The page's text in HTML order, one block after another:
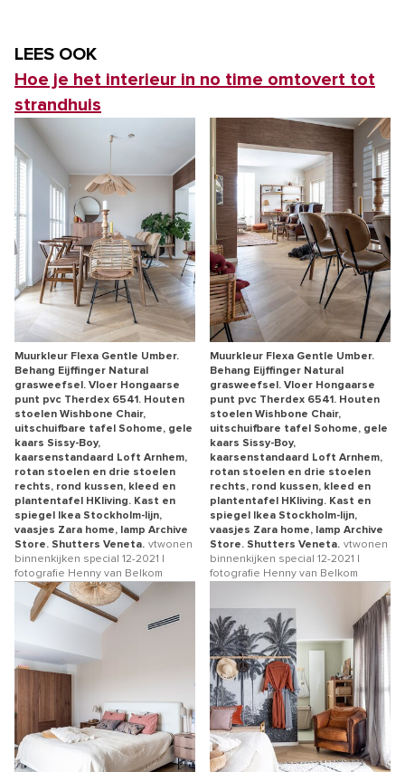
LEES OOK
Hoe je het interieur in no time omtovert tot
strandhuis
Muurkleur Flexa Gentle Umber.
Behang Eijffinger Natural
grasweefsel. Vloer Hongaarse
punt pvc Therdex 6541. Houten
stoelen Wishbone Chair,
uitschuifbare tafel Sohome, gele
kaars Sissy-Boy,
kaarsenstandaard Loft Arnhem,
rotan stoelen en drie stoelen
rechts, rond kussen, kleed en
plantentafel HKliving. Kast en
spiegel Ikea Stockholm-lijn,
vaasjes Zara home, lamp Archive
Store. Shutters Veneta. vtwonen
binnenkijken special 12-2021 |
fotografie Henny van Belkom
Muurkleur Flexa Gentle Umber.
Behang Eijffinger Natural
grasweefsel. Vloer Hongaarse
punt pvc Therdex 6541. Houten
stoelen Wishbone Chair,
uitschuifbare tafel Sohome, gele
kaars Sissy-Boy,
kaarsenstandaard Loft Arnhem,
rotan stoelen en drie stoelen
rechts, rond kussen, kleed en
plantentafel HKliving. Kast en
spiegel Ikea Stockholm-lijn,
vaasjes Zara home, lamp Archive
Store. Shutters Veneta. vtwonen
binnenkijken special 12-2021 |
fotografie Henny van Belkom